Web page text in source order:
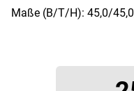
Maße (B/T/H): 45,0/